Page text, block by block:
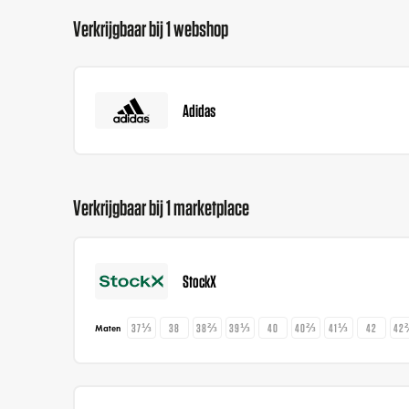
Verkrijgbaar bij 1 webshop
Adidas
Verkrijgbaar bij 1 marketplace
StockX
Maten 37⅓ 38 38⅔ 39⅓ 40 40⅔ 41⅓ 42